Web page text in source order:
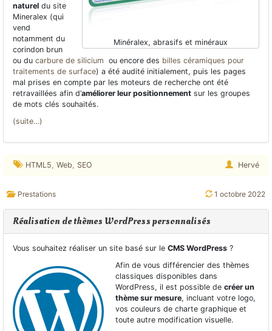
Minéralex, abrasifs et minéraux
naturel du site
Mineralex (qui
vend
notamment du
corindon brun
ou du carbure de silicium ou encore des billes céramiques pour
traitements de surface) a été audité initialement, puis les pages
mal prises en compte par les moteurs de recherche ont été
retravaillées afin d’améliorer leur positionnement sur les groupes
de mots clés souhaités.
(suite…)
HTML5, Web, SEO Hervé
Prestations 1 octobre 2022
Réalisation de thèmes WordPress personnalisés
Vous souhaitez réaliser un site basé sur le CMS WordPress ?
Afin de vous différencier des thèmes
classiques disponibles dans
WordPress, il est possible de créer un
thème sur mesure, incluant votre logo,
vos couleurs de charte graphique et
toute autre modification visuelle.